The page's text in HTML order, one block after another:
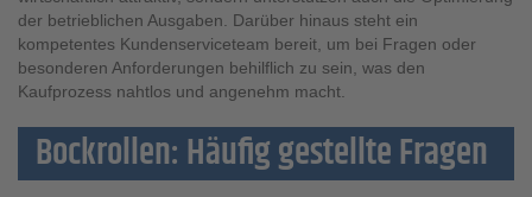
der betrieblichen Ausgaben. Darüber hinaus steht ein
kompetentes Kundenserviceteam bereit, um bei Fragen oder
besonderen Anforderungen behilflich zu sein, was den
Kaufprozess nahtlos und angenehm macht.
Bockrollen: Häufig gestellte Fragen